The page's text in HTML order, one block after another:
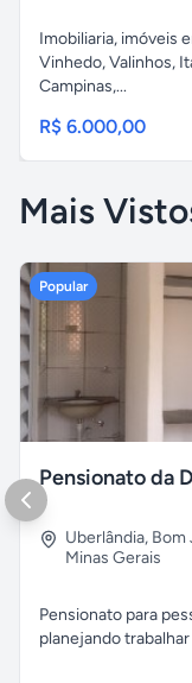
Imobiliaria, imóveis
Vinhedo, Valinhos,
Campinas,...
R$ 6.000,00
Mais
Popular
Uberlândia, Bom
Minas Gerais
Pensionato para
planejando